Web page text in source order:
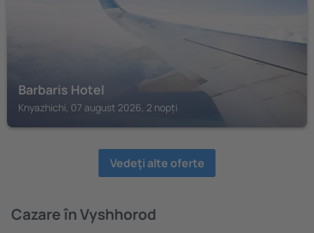
Barbaris Hotel
Knyazhichi, 07 august 2026, 2 nopți
Vedeţi alte oferte
Cazare în Vyshhorod